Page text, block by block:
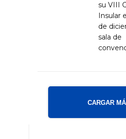
su VIII
Insular
de
sala de
CARGAR